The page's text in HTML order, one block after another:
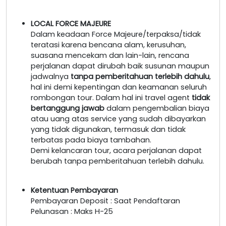
LOCAL FORCE MAJEURE
Dalam keadaan Force Majeure/terpaksa/tidak
teratasi karena bencana alam, kerusuhan,
suasana mencekam dan lain-lain, rencana
perjalanan dapat dirubah baik susunan maupun
jadwalnya tanpa pemberitahuan terlebih dahulu,
hal ini demi kepentingan dan keamanan seluruh
rombongan tour. Dalam hal ini travel agent tidak
bertanggung jawab dalam pengembalian biaya
atau uang atas service yang sudah dibayarkan
yang tidak digunakan, termasuk dan tidak
terbatas pada biaya tambahan.
Demi kelancaran tour, acara perjalanan dapat
berubah tanpa pemberitahuan terlebih dahulu.
Ketentuan Pembayaran
Pembayaran Deposit : Saat Pendaftaran
Pelunasan : Maks H-25